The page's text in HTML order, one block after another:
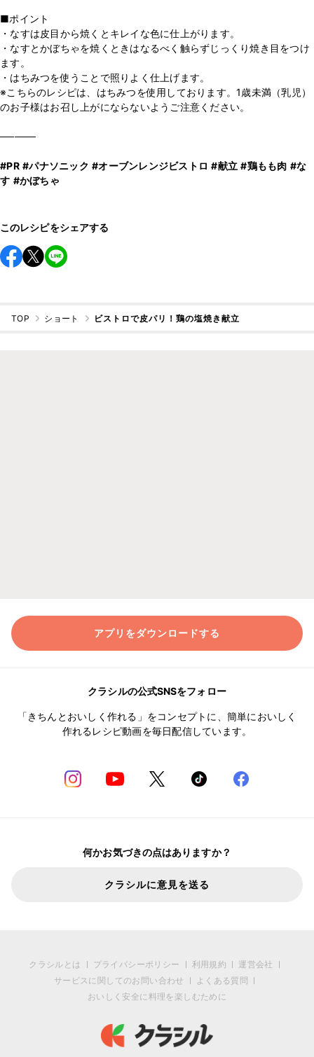
■ポイント
・なすは皮目から焼くとキレイな色に仕上がります。
・なすとかぼちゃを焼くときはなるべく触らずじっくり焼き目をつけ
ます。
・はちみつを使うことで照りよく仕上げます。
※こちらのレシピは、はちみつを使用しております。1歳未満（乳児）
のお子様はお召し上がにならないようご注意ください。
─────
#PR #パナソニック #オーブンレンジビストロ #献立 #鶏もも肉 #な
す #かぼちゃ
このレシピをシェアする
TOP ショート ビストロで皮パリ！鶏の塩焼き献立
アプリをダウンロードする
クラシルの公式SNSをフォロー
「きちんとおいしく作れる」をコンセプトに、簡単においしく
作れるレシピ動画を毎日配信しています。
何かお気づきの点はありますか？
クラシルに意見を送る
クラシルとは プライバシーポリシー 利用規約
運営会社
サービスに関してのお問い合わせ
よくある質問
おいしく安全に料理を楽しむために